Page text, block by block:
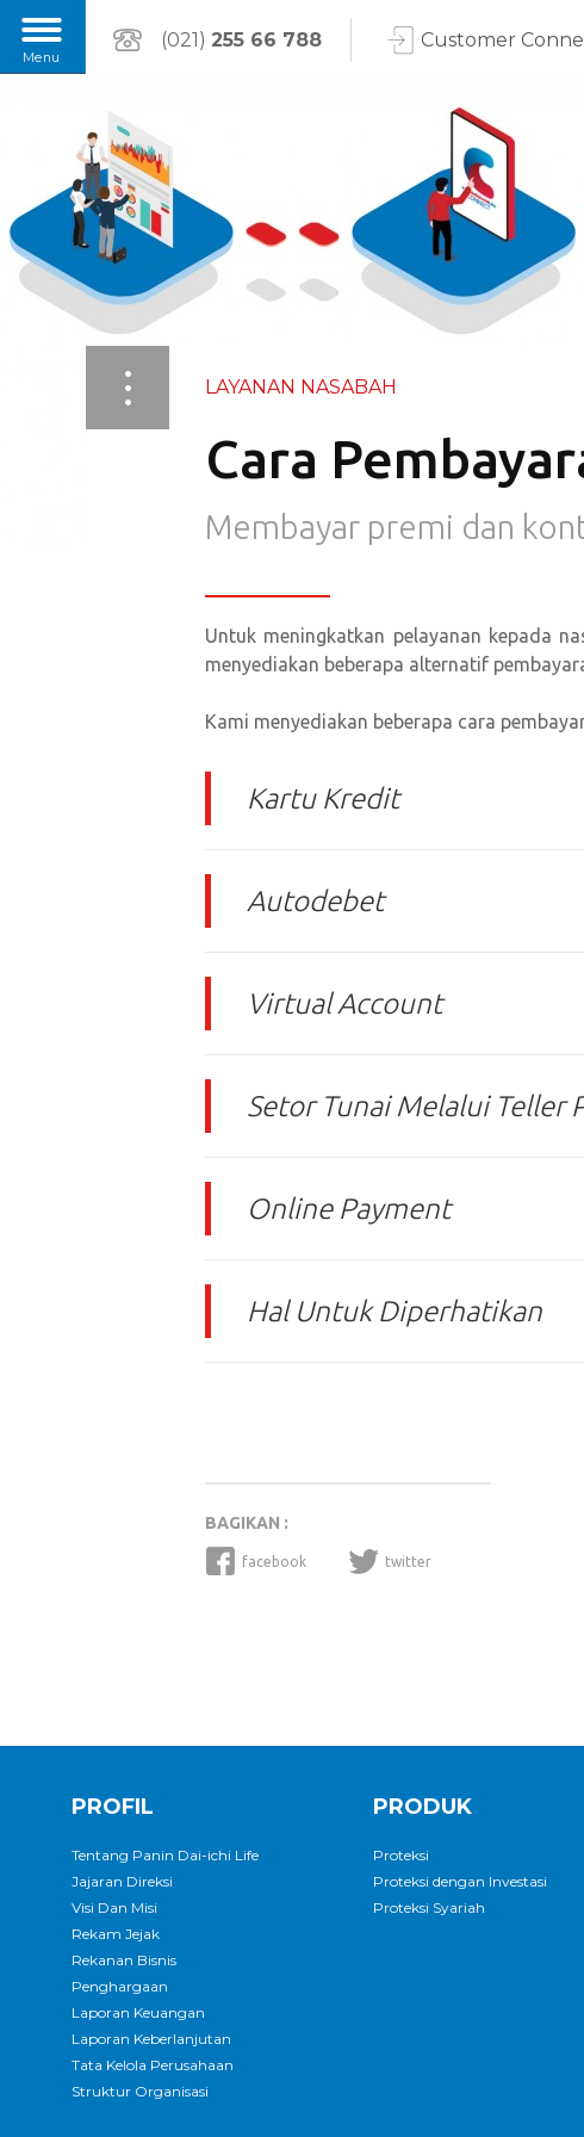
(021) 255 66 788 Customer
LAYANAN NASABAH
Cara
Membayar premi dan
Untuk meningkatkan pelayanan kepada
menyediakan beberapa alternatif
Kami menyediakan beberapa cara
Kartu Kredit
Autodebet
Virtual Account
Setor Tunai Melalui Teller
Online Payment
Hal Untuk Diperhatikan
BAGIKAN :
facebook twitter
PROFIL
Tentang Panin Dai-ichi Life
Jajaran Direksi
Visi Dan Misi
Rekam Jejak
Rekanan Bisnis
Penghargaan
Laporan Keuangan
Laporan Keberlanjutan
Tata Kelola Perusahaan
Struktur Organisasi
PRODUK
Proteksi
Proteksi dengan Investasi
Proteksi Syariah